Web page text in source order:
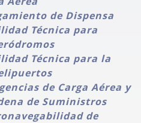
de Dispensa
Técnica para
Técnica para la
de Carga Aérea y
de Suministros
de